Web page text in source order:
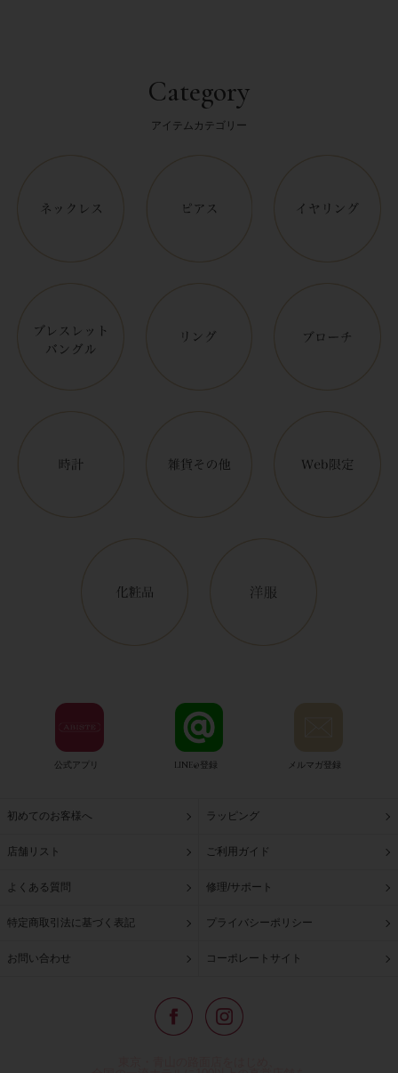
Category
アイテムカテゴリー
公式アプリ LINE@登録 メルマガ登録
初めてのお客様へ ラッピング
店舗リスト ご利用ガイド
よくある質問 修理/サポート
特定商取引法に基づく表記 プライバシーポリシー
お問い合わせ コーポレートサイト